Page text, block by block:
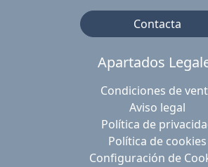
Contacta
Apartados
Condiciones de
Aviso legal
Política de
Política de cookies
Configuración de